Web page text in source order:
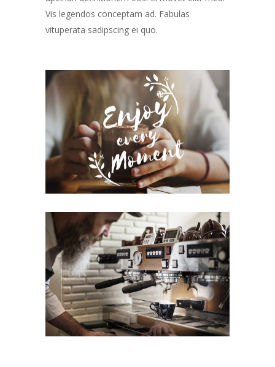
Vis legendos conceptam ad. Fabulas
vituperata sadipscing ei quo.